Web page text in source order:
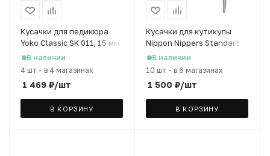
Кусачки для педикюра
Yoko Classic SK 011, 15 мм
В наличии
4 шт - в 4 магазинах
1 469 ₽/шт
В КОРЗИНУ
Кусачки для кутикулы
Nippon Nippers Standart
NS-04S-4 японская сталь,
4 мм
В наличии
10 шт - в 6 магазинах
1 500 ₽/шт
В КОРЗИНУ